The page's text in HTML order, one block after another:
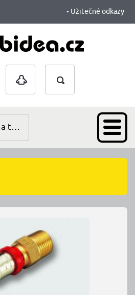
Vyhledávání
a P...
Užitečné odkazy